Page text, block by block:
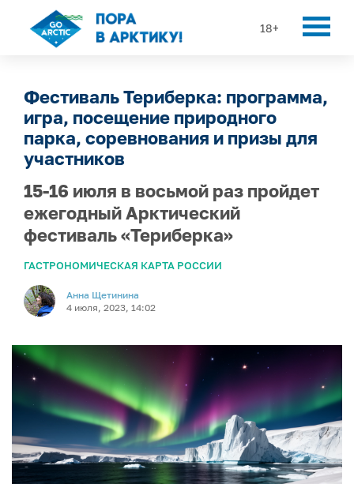
18+
Фестиваль Териберка: программа,
игра, посещение природного
парка, соревнования и призы для
участников
15-16 июля в восьмой раз пройдет
ежегодный Арктический
фестиваль «Териберка»
ГАСТРОНОМИЧЕСКАЯ КАРТА РОССИИ
Анна Щетинина
4 июля, 2023, 14:02